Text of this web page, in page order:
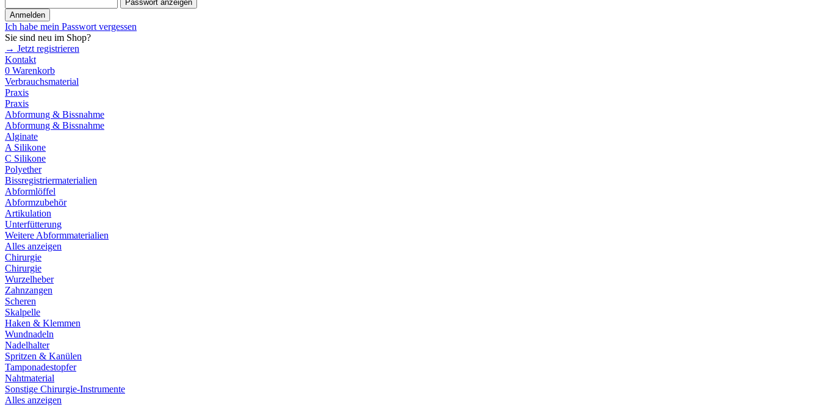
Passwort anzeigen
Anmelden
Ich habe mein Passwort vergessen
Sie sind neu im Shop?
→ Jetzt registrieren
Kontakt
0 Warenkorb
Verbrauchsmaterial
Praxis
Praxis
Abformung & Bissnahme
Abformung & Bissnahme
Alginate
A Silikone
C Silikone
Polyether
Bissregistriermaterialien
Abformlöffel
Abformzubehör
Artikulation
Unterfütterung
Weitere Abformmaterialien
Alles anzeigen
Chirurgie
Chirurgie
Wurzelheber
Zahnzangen
Scheren
Skalpelle
Haken & Klemmen
Wundnadeln
Nadelhalter
Spritzen & Kanülen
Tamponadestopfer
Nahtmaterial
Sonstige Chirurgie-Instrumente
Alles anzeigen